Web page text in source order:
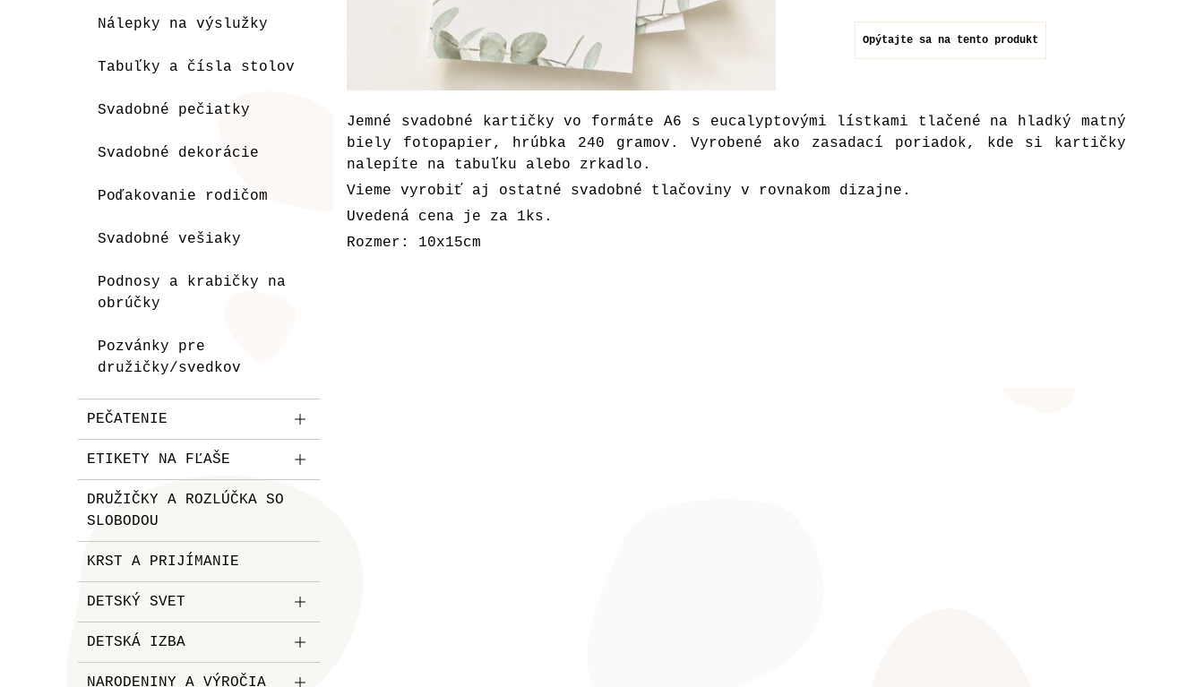
Nálepky na výslužky
Tabuľky a čísla stolov
Svadobné pečiatky
Svadobné dekorácie
Poďakovanie rodičom
Svadobné vešiaky
Podnosy a krabičky na
obrúčky
Pozvánky pre
družičky/svedkov
PEČATENIE
ETIKETY NA FĽAŠE
DRUŽIČKY A ROZLÚČKA SO
SLOBODOU
KRST A PRIJÍMANIE
DETSKÝ SVET
DETSKÁ IZBA
NARODENINY A VÝROČIA
Opýtajte sa na tento produkt
Jemné svadobné kartičky vo formáte A6 s eucalyptovými lístkami
tlačené na hladký matný
biely fotopapier, hrúbka 240 gramov. Vyrobené ako zasadací poriadok, kde si kartičky
nalepíte na tabuľku alebo zrkadlo.
Vieme vyrobiť aj ostatné svadobné tlačoviny v rovnakom dizajne.
Uvedená cena je za 1ks.
Rozmer: 10x15cm